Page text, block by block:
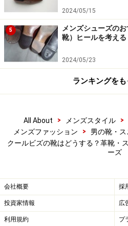
あったのです。それが上の写真
「ヨーマンオックスフォード」
ご覧の通り、スタイル自体は
てしまうごくごく自然なもの
優れるコットンキャンバス地
ソールはスニーカーですから
の柔らかさと吸湿性の良さを
アッパーとアウトソールの境
るので、いわゆる「レザース
た印象を与えます。
さすがにダークスーツ姿では
2024/05/15
5
メンズシューズの
靴）ヒールを考える
2024/05/23
ランキングを
All About > メンズスタイル >
メンズファッション
> 男の靴・
クールビズの靴はどうする？革靴・
ーズ
会社概要 採
投資家情報 広
利用規約 プ